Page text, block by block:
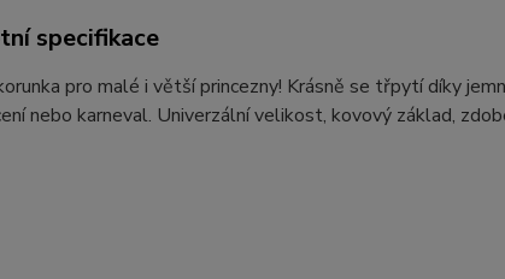
specifikace
pro malé i větší princezny! Krásně se třpytí díky
nebo karneval. Univerzální velikost, kovový základ,